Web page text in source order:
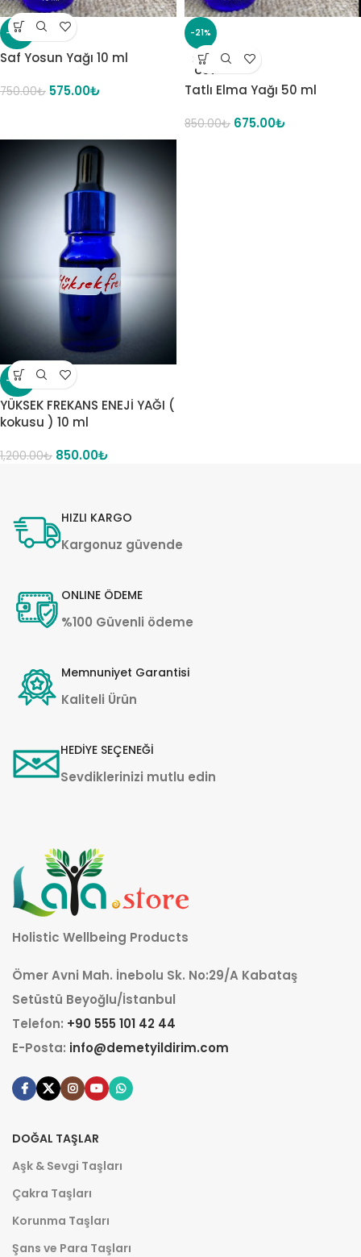
-23%
Saf Yosun Yağı 10 ml
750.00₺ 575.00₺
-21%
SOLD
OUT
Tatlı Elma Yağı 50 ml
850.00₺ 675.00₺
-29%
YÜKSEK FREKANS ENEJİ YAĞI (
kokusu ) 10 ml
1,200.00₺ 850.00₺
HIZLI KARGO
Kargonuz güvende
ONLINE ÖDEME
%100 Güvenli ödeme
Memnuniyet Garantisi
Kaliteli Ürün
HEDİYE SEÇENEĞİ
Sevdiklerinizi mutlu edin
Holistic Wellbeing Products
Ömer Avni Mah. İnebolu Sk. No:29/A Kabataş
Setüstü Beyoğlu/İstanbul
Telefon: +90 555 101 42 44
E-Posta: info@demetyildirim.com
DOĞAL TAŞLAR
Aşk & Sevgi Taşları
Çakra Taşları
Korunma Taşları
Şans ve Para Taşları